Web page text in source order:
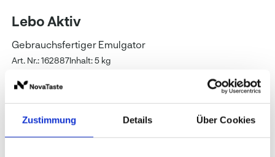
Zustimmung Details Über Cookies
Lebo Aktiv
Gebrauchsfertiger Emulgator
Art. Nr.: 162887Inhalt: 5 kg
NovaTaste
Preise und Verfügbarkeit sehen unsere
eingeloggten Geschäftskunden.